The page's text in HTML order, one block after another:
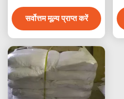
एसिड सोडियम नमक इंजेक्शन
योग्य
सर्वोत्तम मूल्य प्राप्त करें